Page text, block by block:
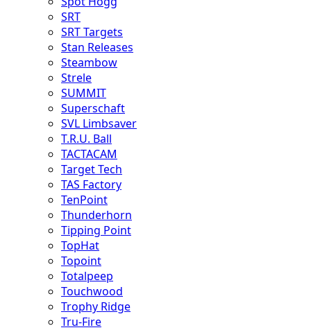
SRT
SRT Targets
Stan Releases
Steambow
Strele
SUMMIT
Superschaft
SVL Limbsaver
T.R.U. Ball
TACTACAM
Target Tech
TAS Factory
TenPoint
Thunderhorn
Tipping Point
TopHat
Topoint
Totalpeep
Touchwood
Trophy Ridge
Tru-Fire